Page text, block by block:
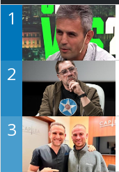
1
2
3